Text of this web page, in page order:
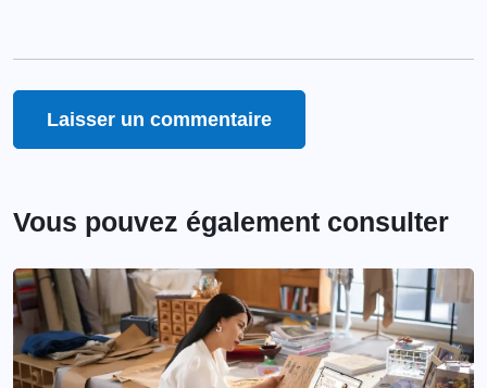
Vous pouvez également consulter